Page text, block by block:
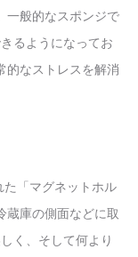
一般的なスポンジで
るようになってお
的なストレスを解消
「マグネットホル
蔵庫の側面などに取
く、そして何より